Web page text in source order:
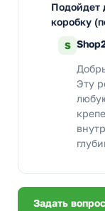
Подойдет
коробку
S
Эту
Задать вопрос